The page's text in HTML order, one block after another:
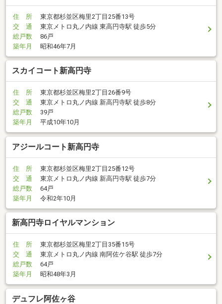
住 所
東京都杉並区梅里2丁目25番13号
交 通
東京メトロ丸ノ内線 東高円寺駅 徒歩5分
総戸数
86戸
築年月
昭和46年7月
スカイコート新高円寺
住 所
東京都杉並区梅里2丁目26番9号
交 通
東京メトロ丸ノ内線 新高円寺駅 徒歩8分
総戸数
39戸
築年月
平成10年10月
アジールコート新高円寺
住 所
東京都杉並区梅里2丁目25番12号
交 通
東京メトロ丸ノ内線 新高円寺駅 徒歩7分
総戸数
64戸
築年月
令和2年10月
新高円寺ロイヤルマンション
住 所
東京都杉並区梅里2丁目35番15号
交 通
東京メトロ丸ノ内線 南阿佐ケ谷駅 徒歩7分
総戸数
64戸
築年月
昭和48年3月
デュフレ阿佐ヶ谷